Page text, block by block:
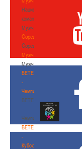
Национальная
команда.
Мужчины
Соревнования
Соревнования
Мужчины
Мужчины
BETERA
-
Чемпионат
BETERA
-
Чемпионат
BETERA
-
Кубок